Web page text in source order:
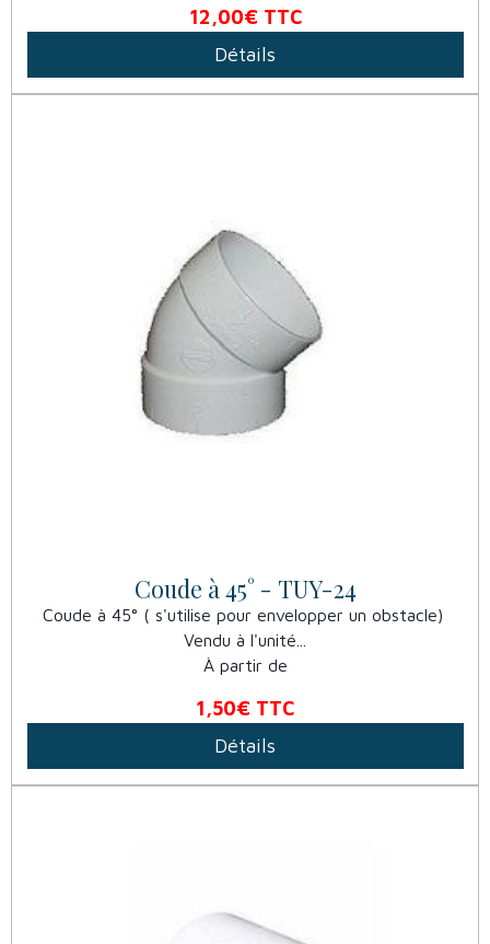
12,00€ TTC
Détails
Coude à 45° - TUY-24
Coude à 45° ( s'utilise pour envelopper un obstacle)
Vendu à l'unité...
À partir de
1,50€ TTC
Détails